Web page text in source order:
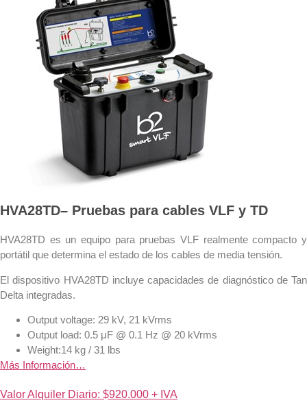
HVA28TD– Pruebas para cables VLF y TD
HVA28TD es un equipo para pruebas VLF realmente compacto y
portátil que determina el estado de los cables de media tensión.
El dispositivo HVA28TD incluye capacidades de diagnóstico de Tan
Delta integradas.
Output voltage: 29 kV, 21 kVrms
Output load: 0.5 μF @ 0.1 Hz @ 20 kVrms
Weight:14 kg / 31 lbs
Más Información…
Valor Alquiler Diario: $920.000 + IVA